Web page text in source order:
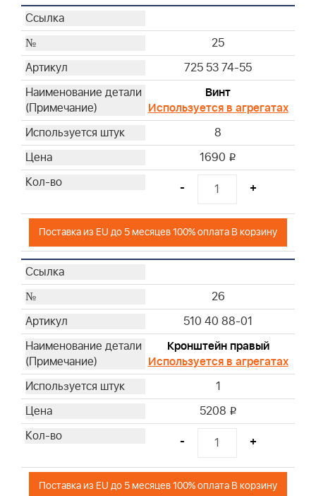
25
725 53 74-55
Винт
Используется в агрегатах
8
1690 i
- +
Поставка из EU до 5 месяцев 100% оплата В корзину
26
510 40 88-01
Кронштейн правый
Используется в агрегатах
1
5208 i
- +
Поставка из EU до 5 месяцев 100% оплата В корзину